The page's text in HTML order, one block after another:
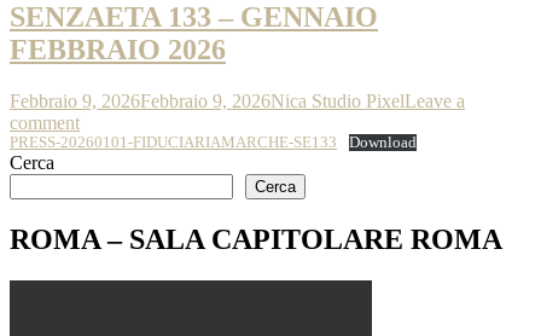
SENZAETA 133 – GENNAIO
FEBBRAIO 2026
Febbraio 9, 2026Febbraio 9, 2026Nica Studio PixelLeave a
comment
PRESS-20260101-FIDUCIARIAMARCHE-SE133 Download
Cerca
Cerca
ROMA – SALA CAPITOLARE ROMA